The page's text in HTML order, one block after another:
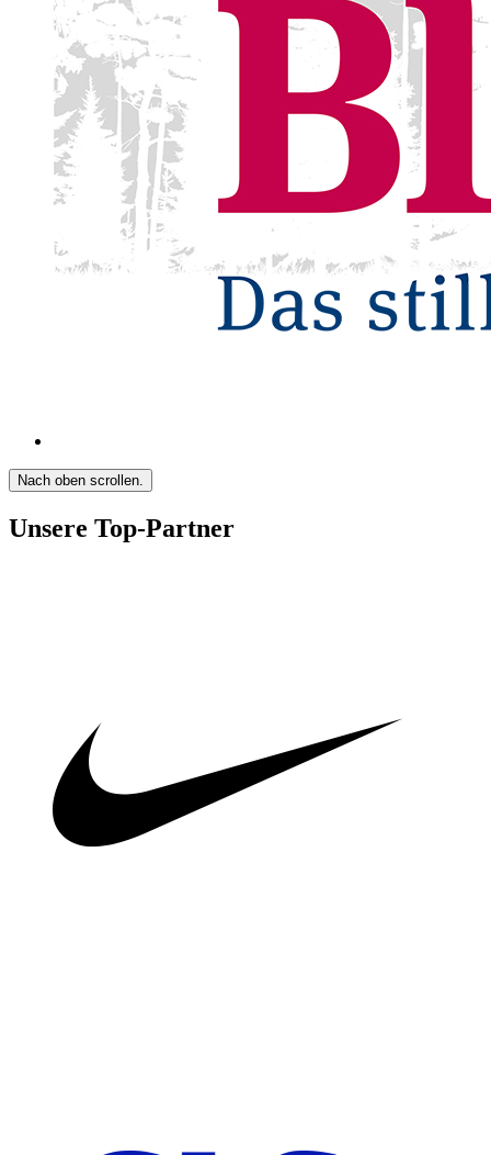
Nach oben scrollen.
Unsere Top-Partner